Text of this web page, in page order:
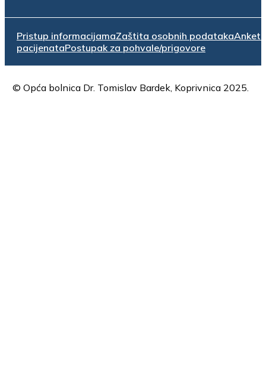
Pristup informacijamaZaštita osobnih podatakaAnketa
pacijenataPostupak za pohvale/prigovore
© Opća bolnica Dr. Tomislav Bardek, Koprivnica 2025.